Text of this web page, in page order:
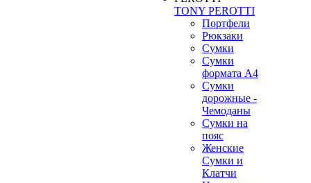
TONY PEROTTI
Портфели
Рюкзаки
Сумки
Сумки
формата А4
Сумки
дорожные -
Чемоданы
Сумки на
пояс
Женские
Сумки и
Клатчи